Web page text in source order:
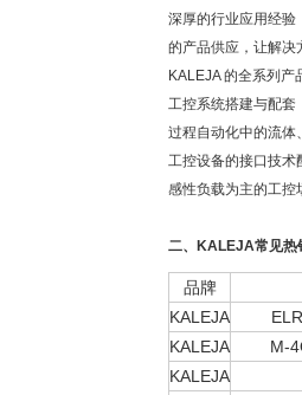
深厚的行业应用经验
的产品供应，让解决
KALEJA 的全系列
工控系统搭建与配套
过程自动化中的流体
工控设备的接口技术
感性负载为主的工控
二、KALEJA常见热
品牌
KALEJA
KALEJA
M-
KALEJA